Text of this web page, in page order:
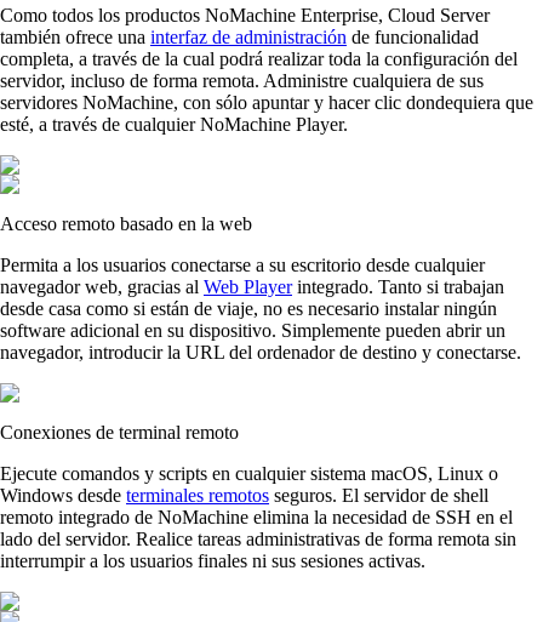
Como todos los productos NoMachine Enterprise, Cloud Server
también ofrece una interfaz de administración de funcionalidad
completa, a través de la cual podrá realizar toda la configuración del
servidor, incluso de forma remota. Administre cualquiera de sus
servidores NoMachine, con sólo apuntar y hacer clic dondequiera que
esté, a través de cualquier NoMachine Player.
Acceso remoto basado en la web
Permita a los usuarios conectarse a su escritorio desde cualquier
navegador web, gracias al Web Playerintegrado. Tanto si trabajan
desde casa como si están de viaje, no es necesario instalar ningún
software adicional en su dispositivo. Simplemente pueden abrir un
navegador, introducir la URL del ordenador de destino y conectarse.
Conexiones de terminal remoto
Ejecute comandos y scripts en cualquier sistema macOS, Linux o
Windows desde terminales remotos seguros. El servidor de shell
remoto integrado de NoMachine elimina la necesidad de SSH en el
lado del servidor. Realice tareas administrativas de forma remota sin
interrumpir a los usuarios finales ni sus sesiones activas.